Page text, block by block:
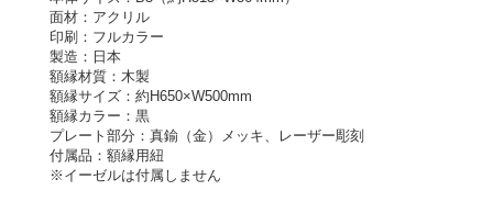
面材：アクリル
印刷：フルカラー
製造：日本
額縁材質：木製
額縁サイズ：約H650×W500mm
額縁カラー：黒
プレート部分：真鍮（金）メッキ、レーザー彫刻
付属品：額縁用紐
※イーゼルは付属しません